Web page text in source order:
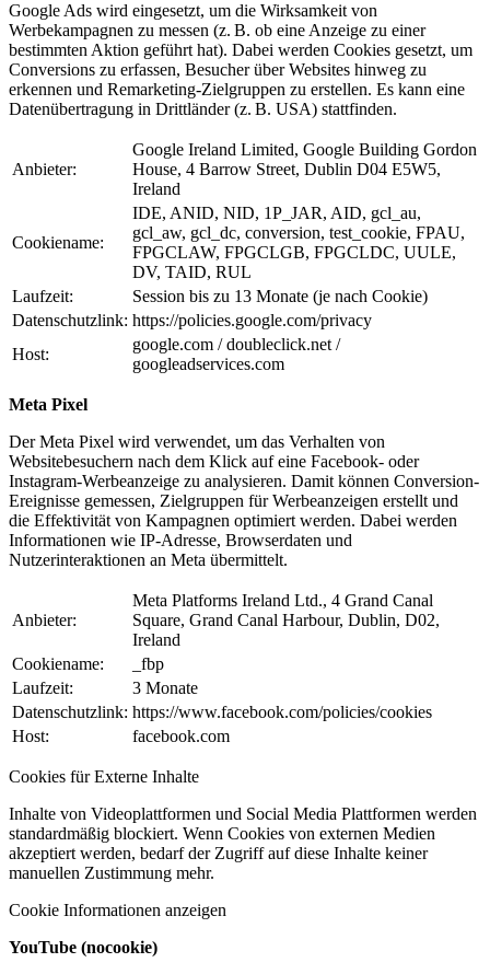
Google Ads wird eingesetzt, um die Wirksamkeit von
Werbekampagnen zu messen (z. B. ob eine Anzeige zu einer
bestimmten Aktion geführt hat). Dabei werden Cookies gesetzt, um
Conversions zu erfassen, Besucher über Websites hinweg zu
erkennen und Remarketing-Zielgruppen zu erstellen. Es kann eine
Datenübertragung in Drittländer (z. B. USA) stattfinden.
Anbieter:
Google Ireland Limited, Google Building Gordon
House, 4 Barrow Street, Dublin D04 E5W5,
Ireland
Cookiename:
IDE, ANID, NID, 1P_JAR, AID, gcl_au,
gcl_aw, gcl_dc, conversion, test_cookie, FPAU,
FPGCLAW, FPGCLGB, FPGCLDC, UULE,
DV, TAID, RUL
Laufzeit:
Session bis zu 13 Monate (je nach Cookie)
Datenschutzlink: https://policies.google.com/privacy
Host:
google.com / doubleclick.net /
googleadservices.com
Meta Pixel
Der Meta Pixel wird verwendet, um das Verhalten von
Websitebesuchern nach dem Klick auf eine Facebook- oder
Instagram-Werbeanzeige zu analysieren. Damit können Conversion-
Ereignisse gemessen, Zielgruppen für Werbeanzeigen erstellt und
die Effektivität von Kampagnen optimiert werden. Dabei werden
Informationen wie IP-Adresse, Browserdaten und
Nutzerinteraktionen an Meta übermittelt.
Anbieter:
Meta Platforms Ireland Ltd., 4 Grand Canal
Square, Grand Canal Harbour, Dublin, D02,
Ireland
Cookiename:
_fbp
Laufzeit:
3 Monate
Datenschutzlink: https://www.facebook.com/policies/cookies
Host:
facebook.com
Cookies für Externe Inhalte
Inhalte von Videoplattformen und Social Media Plattformen werden
standardmäßig blockiert. Wenn Cookies von externen Medien
akzeptiert werden, bedarf der Zugriff auf diese Inhalte keiner
manuellen Zustimmung mehr.
Cookie Informationen anzeigen
YouTube (nocookie)